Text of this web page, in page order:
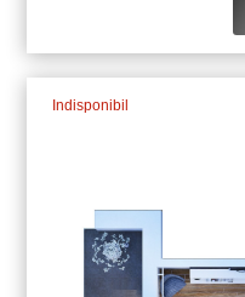
Indisponibil